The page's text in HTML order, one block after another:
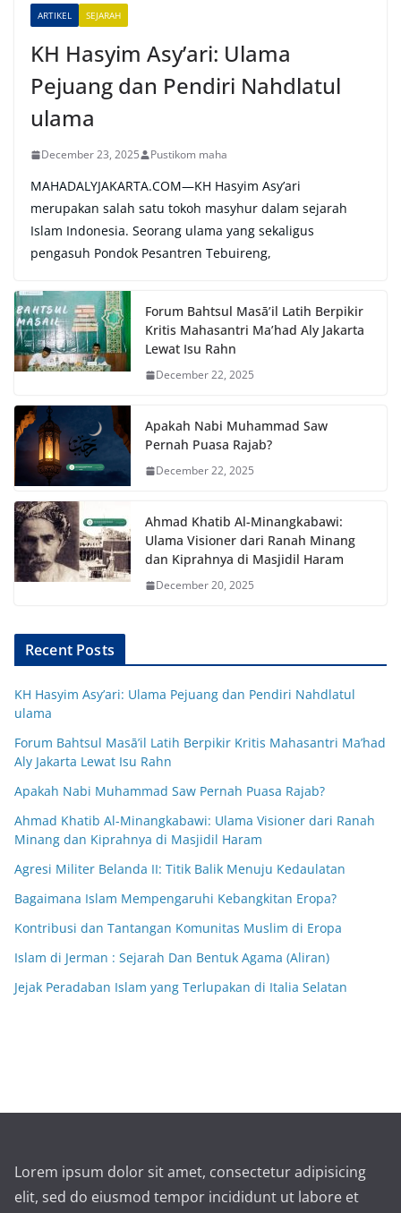
ARTIKEL SEJARAH
KH Hasyim Asy’ari: Ulama
Pejuang dan Pendiri Nahdlatul
ulama
December 23, 2025 Pustikom maha
MAHADALYJAKARTA.COM—KH Hasyim Asy’ari
merupakan salah satu tokoh masyhur dalam sejarah
Islam Indonesia. Seorang ulama yang sekaligus
pengasuh Pondok Pesantren Tebuireng,
Forum Bahtsul Masā’il Latih Berpikir
Kritis Mahasantri Ma’had Aly Jakarta
Lewat Isu Rahn
December 22, 2025
Apakah Nabi Muhammad Saw
Pernah Puasa Rajab?
December 22, 2025
Ahmad Khatib Al-Minangkabawi:
Ulama Visioner dari Ranah Minang
dan Kiprahnya di Masjidil Haram
December 20, 2025
Recent Posts
KH Hasyim Asy’ari: Ulama Pejuang dan Pendiri Nahdlatul
ulama
Forum Bahtsul Masā’il Latih Berpikir Kritis Mahasantri Ma’had
Aly Jakarta Lewat Isu Rahn
Apakah Nabi Muhammad Saw Pernah Puasa Rajab?
Ahmad Khatib Al-Minangkabawi: Ulama Visioner dari Ranah
Minang dan Kiprahnya di Masjidil Haram
Agresi Militer Belanda II: Titik Balik Menuju Kedaulatan
Bagaimana Islam Mempengaruhi Kebangkitan Eropa?
Kontribusi dan Tantangan Komunitas Muslim di Eropa
Islam di Jerman : Sejarah Dan Bentuk Agama (Aliran)
Jejak Peradaban Islam yang Terlupakan di Italia Selatan
Lorem ipsum dolor sit amet, consectetur adipisicing
elit, sed do eiusmod tempor incididunt ut labore et